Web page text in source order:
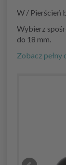
W / Pierścień
Wybierz
do 18 mm.
Zobacz pełny